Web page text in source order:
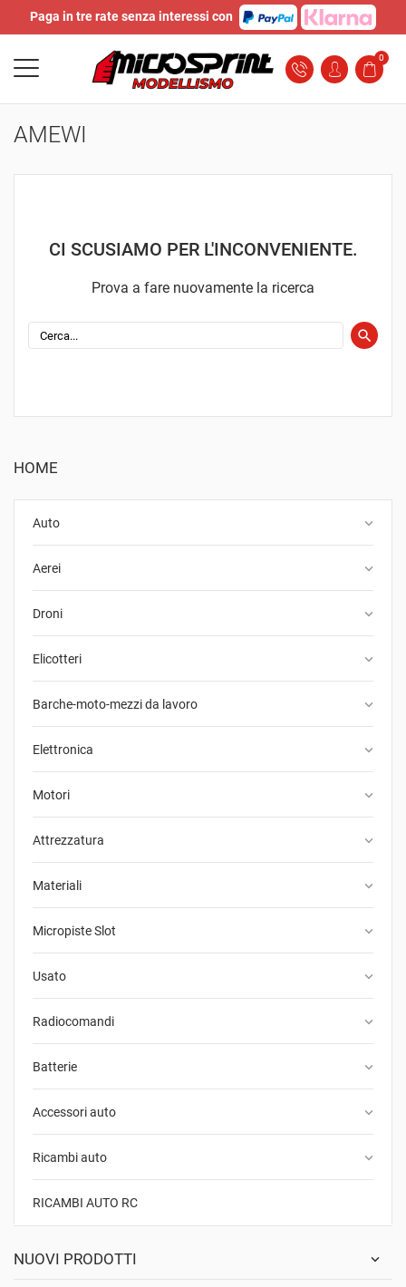
Paga in tre rate senza interessi con
0
HOME
Auto keyboard_arrow_down
Aerei keyboard_arrow_down
Droni keyboard_arrow_down
Elicotteri keyboard_arrow_down
Barche-moto-mezzi da lavoro keyboard_arrow_down
Elettronica keyboard_arrow_down
Motori keyboard_arrow_down
Attrezzatura keyboard_arrow_down
Materiali keyboard_arrow_down
Micropiste Slot keyboard_arrow_down
Usato keyboard_arrow_down
Radiocomandi keyboard_arrow_down
Batterie keyboard_arrow_down
Accessori auto keyboard_arrow_down
Ricambi auto keyboard_arrow_down
RICAMBI AUTO RC
NUOVI PRODOTTI
AMEWI
CI SCUSIAMO PER L'INCONVENIENTE.
Prova a fare nuovamente la ricerca